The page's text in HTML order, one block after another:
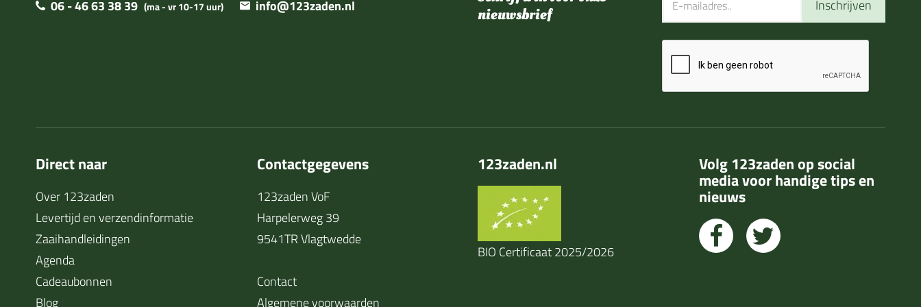
06 - 46 63 38 39 (ma - vr 10-17 uur) info@123zaden.nl
nieuwsbrief
Inschrijven
Direct naar
Over 123zaden
Levertijd en verzendinformatie
Zaaihandleidingen
Agenda
Cadeaubonnen
Blog
Contactgegevens
123zaden VoF
Harpelerweg 39
9541TR Vlagtwedde
Contact
Algemene voorwaarden
123zaden.nl
BIO Certificaat 2025/2026
Volg 123zaden op social
media voor handige tips en
nieuws